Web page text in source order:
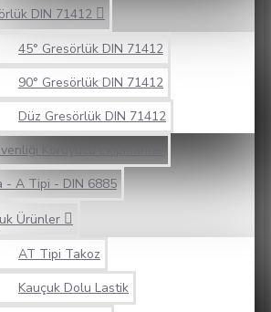
DIN 71412
45° Gresörlük DIN 71412
90° Gresörlük DIN 71412
Düz Gresörlük DIN 71412
Koruyucu Ekipmanlar
- A Tipi - DIN 6885
Ürünler
AT Tipi Takoz
Kauçuk Dolu Lastik